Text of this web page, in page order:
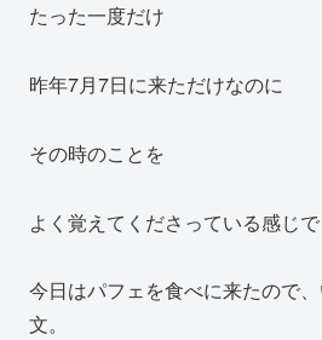
たった一度だけ
昨年7月7日に来ただけなのに
その時のことを
よく覚えてくださっている感じで
今日はパフェを食べに来たので
文。